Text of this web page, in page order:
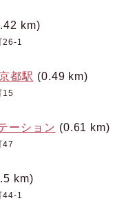
km)
26-1
都駅 (0.49 km)
15
ーション (0.61 km)
47
km)
44-1